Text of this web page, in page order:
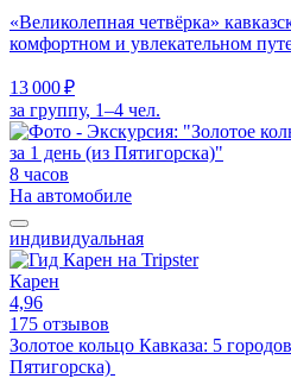
«Великолепная четвёрка»
комфортном и увлекательном
13 000 ₽
за группу, 1–4 чел.
8 часов
На автомобиле
индивидуальная
Карен
4,96
175 отзывов
Золотое кольцо Кавказа: 5
Пятигорска)